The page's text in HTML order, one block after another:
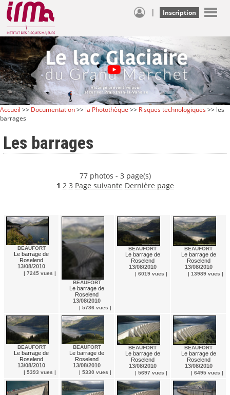
| Inscription
Accueil >> Documentation>> la Photothèque >> Risques technologiques>> les
barrages
Les barrages
77 photos - 3 page(s)
1 2 3 Page suivante Dernière page
BEAUFORT
Le barrage de
Roselend
13/08/2010
| 7245 vues |
BEAUFORT
Le barrage de
Roselend
13/08/2010
| 5786 vues |
BEAUFORT
Le barrage de
Roselend
13/08/2010
| 6019 vues |
BEAUFORT
Le barrage de
Roselend
13/08/2010
| 13989 vues |
BEAUFORT
Le barrage de
Roselend
13/08/2010
| 5393 vues |
BEAUFORT
Le barrage de
Roselend
13/08/2010
| 5330 vues |
BEAUFORT
Le barrage de
Roselend
13/08/2010
| 5697 vues |
BEAUFORT
Le barrage de
Roselend
13/08/2010
| 6495 vues |